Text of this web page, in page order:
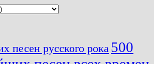
песен русского рока 500